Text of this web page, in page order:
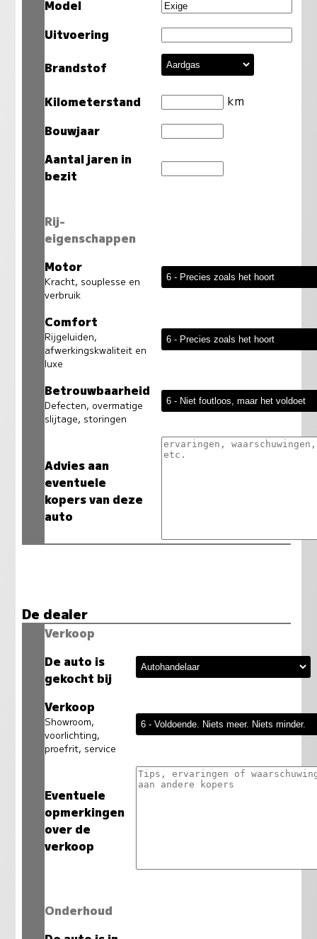
Model
Uitvoering
Brandstof
Kilometerstand
km
Bouwjaar
Aantal jaren in
bezit
Rij-
eigenschappen
Motor
Kracht, souplesse en
verbruik
Comfort
Rijgeluiden,
afwerkingskwaliteit en
luxe
Betrouwbaarheid
Defecten, overmatige
slijtage, storingen
Advies aan
eventuele
kopers van deze
auto
De dealer
Verkoop
De auto is
gekocht bij
Verkoop
Showroom,
voorlichting,
proefrit, service
Eventuele
opmerkingen
over de
verkoop
Onderhoud